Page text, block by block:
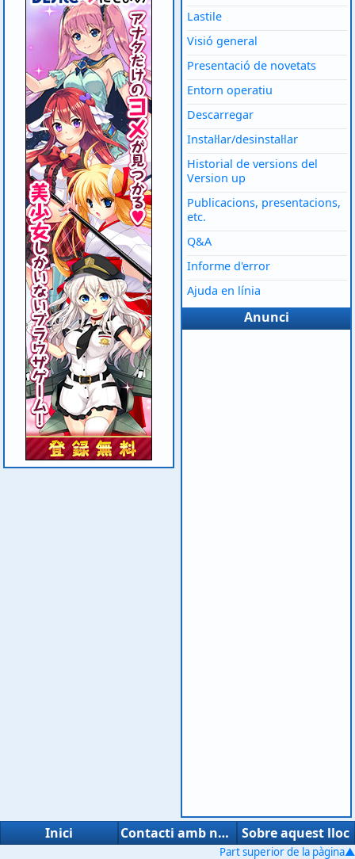
Lastile
Visió general
Presentació de novetats
Entorn operatiu
Descarregar
Instal·lar/desinstal·lar
Historial de versions del
Version up
Publicacions, presentacions,
etc.
Q&A
Informe d'error
Ajuda en línia
Anunci
Inici Contacti amb nosaltres Sobre aquest lloc
Part superior de la pàgina▲